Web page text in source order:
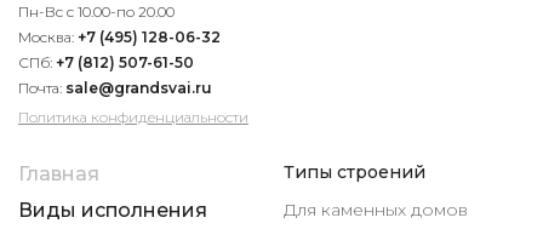
Пн-Вс с 10.00-по 20.00
Москва: +7 (495) 128-06-32
СПб: +7 (812) 507-61-50
Почта: sale@grandsvai.ru
Политика конфиденциальности
Главная
Виды исполнения
Типы строений
Для каменных домов